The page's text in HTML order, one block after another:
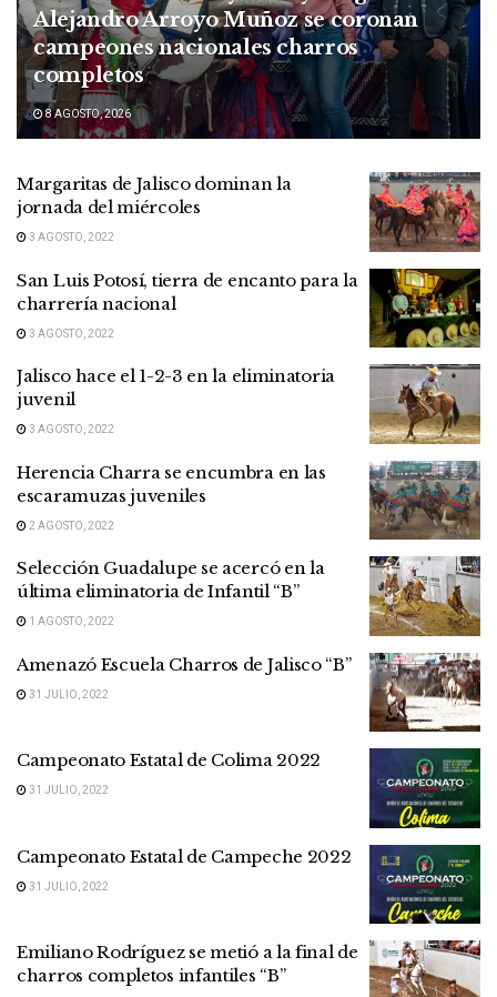
Alejandro Arroyo Muñoz se coronan
campeones nacionales charros
completos
8 AGOSTO, 2026
Margaritas de Jalisco dominan la
jornada del miércoles
3 AGOSTO, 2022
San Luis Potosí, tierra de encanto para la
charrería nacional
3 AGOSTO, 2022
Jalisco hace el 1-2-3 en la eliminatoria
juvenil
3 AGOSTO, 2022
Herencia Charra se encumbra en las
escaramuzas juveniles
2 AGOSTO, 2022
Selección Guadalupe se acercó en la
última eliminatoria de Infantil “B”
1 AGOSTO, 2022
Amenazó Escuela Charros de Jalisco “B”
31 JULIO, 2022
Campeonato Estatal de Colima 2022
31 JULIO, 2022
Campeonato Estatal de Campeche 2022
31 JULIO, 2022
Emiliano Rodríguez se metió a la final de
charros completos infantiles “B”